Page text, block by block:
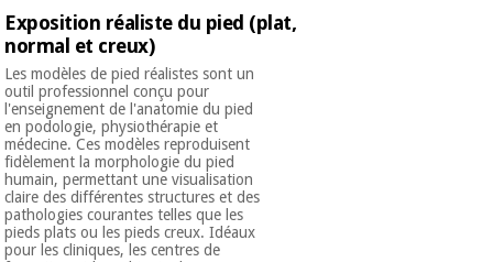
chirurgicaux
(déstockage)
Armoires
sanitaires
Vétérinaire
Orthopédie
Exposition réaliste du pied (plat,
normal et creux)
Les modèles de pied réalistes sont un
outil professionnel conçu pour
l'enseignement de l'anatomie du pied
en podologie, physiothérapie et
médecine. Ces modèles reproduisent
fidèlement la morphologie du pied
humain, permettant une visualisation
claire des différentes structures et des
pathologies courantes telles que les
pieds plats ou les pieds creux. Idéaux
pour les cliniques, les centres de